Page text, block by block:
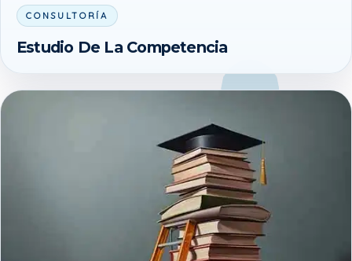
CONSULTORÍA
Estudio De La Competencia